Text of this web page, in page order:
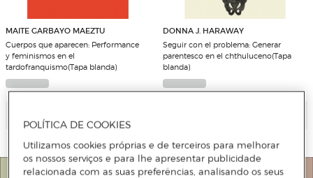
MAITE GARBAYO MAEZTU
Cuerpos que aparecen: Performance
y feminismos en el
tardofranquismo(Tapa blanda)
DONNA J. HARAWAY
Seguir con el problema: Generar
parentesco en el chthuluceno(Tapa
blanda)
POLÍTICA DE COOKIES
Utilizamos cookies próprias e de terceiros para melhorar
os nossos serviços e para lhe apresentar publicidade
relacionada com as suas preferências, analisando os seus